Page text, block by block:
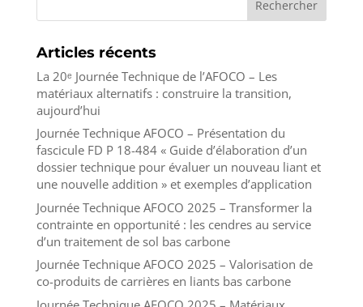
Rechercher
Articles récents
La 20ᵉ Journée Technique de l’AFOCO – Les
matériaux alternatifs : construire la transition,
aujourd’hui
Journée Technique AFOCO – Présentation du
fascicule FD P 18-484 « Guide d’élaboration d’un
dossier technique pour évaluer un nouveau liant et
une nouvelle addition » et exemples d’application
Journée Technique AFOCO 2025 – Transformer la
contrainte en opportunité : les cendres au service
d’un traitement de sol bas carbone
Journée Technique AFOCO 2025 – Valorisation de
co-produits de carrières en liants bas carbone